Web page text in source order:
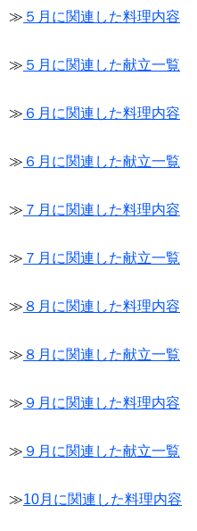
≫ ５月に関連した料理内容
≫ ５月に関連した献立一覧
≫ ６月に関連した料理内容
≫ ６月に関連した献立一覧
≫ ７月に関連した料理内容
≫ ７月に関連した献立一覧
≫ ８月に関連した料理内容
≫ ８月に関連した献立一覧
≫ ９月に関連した料理内容
≫ ９月に関連した献立一覧
≫10月に関連した料理内容